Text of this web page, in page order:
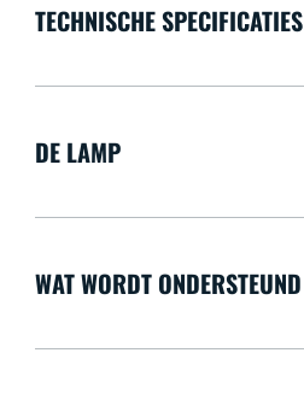
TECHNISCHE SPECIFICATIES
DE LAMP
WAT WORDT ONDERSTEUND